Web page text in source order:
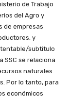
de Trabajo
del Agro y
de empresas
y
subtitulo
SSC se relaciona
naturales.
Por lo tanto, para
económicos